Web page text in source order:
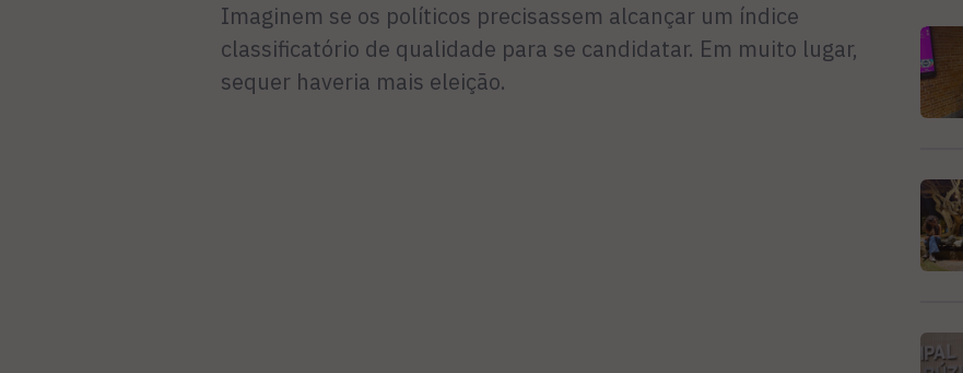
Imaginem se os políticos precisassem alcançar um índice
classificatório de qualidade para se candidatar. Em muito lugar,
sequer haveria mais eleição.